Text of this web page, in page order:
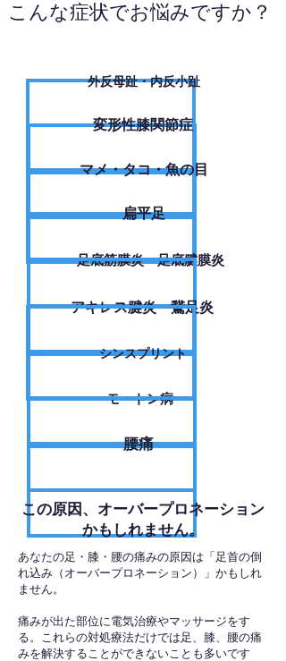
こんな症状でお悩みですか？
外反母趾・内反小趾
変形性膝関節症
​マメ・タコ・魚の目
扁平足
足底筋膜炎・足底腱膜炎
アキレス腱炎・鵞足炎
シンスプリント
モートン病
腰痛
​この原因、オーバープロネーション
かもしれません。
あなたの足・膝・腰の痛みの原因は「足首の倒
れ込み（オーバープロネーション）」かもしれ
ません。
痛みが出た部位に電気治療やマッサージをす
る。これらの対処療法だけでは足、膝、腰の痛
みを解決することができないことも多いです